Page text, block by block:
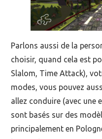
Parlons aussi de la
choisir, quand cela est
Slalom, Time Attack),
modes, vous pouvez
allez conduire (avec une
sont basés sur des
principalement en